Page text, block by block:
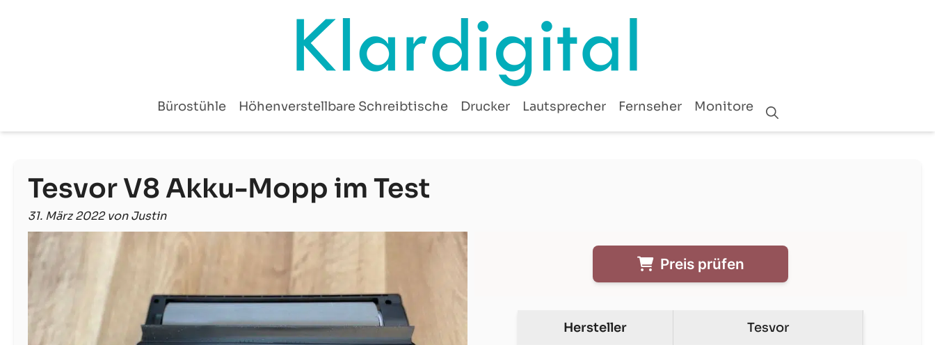
Bürostühle Höhenverstellbare Schreibtische Drucker Lautsprecher Fernseher Monitore
Tesvor V8 Akku-Mopp im Test
31. März 2022 von Justin
Preis prüfen
Hersteller Tesvor